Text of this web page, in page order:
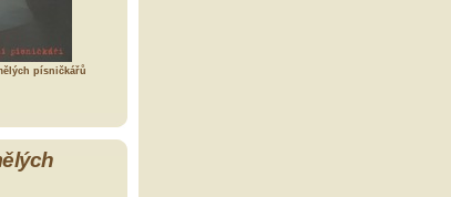
písničkářů